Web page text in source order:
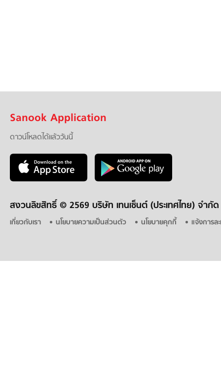
Sanook Application
ดาวน์โหลดได้แล้ววันนี้
สงวนลิขสิทธิ์ © 2569 บริษัท เทนเซ็นต์ (ประเทศไทย) จำกัด
เกี่ยวกับเรา นโยบายความเป็นส่วนตัว นโยบายคุกกี้ แจ้งการล